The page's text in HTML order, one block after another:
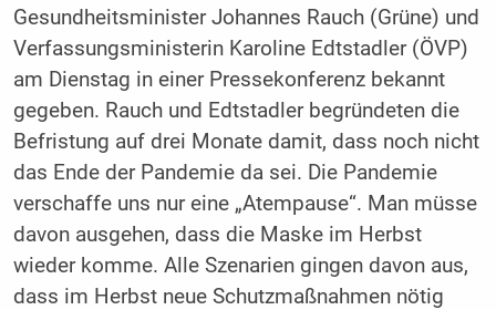
Gesundheitsminister Johannes Rauch (Grüne) und
Verfassungsministerin Karoline Edtstadler (ÖVP)
am Dienstag in einer Pressekonferenz bekannt
gegeben. Rauch und Edtstadler begründeten die
Befristung auf drei Monate damit, dass noch nicht
das Ende der Pandemie da sei. Die Pandemie
verschaffe uns nur eine „Atempause“. Man müsse
davon ausgehen, dass die Maske im Herbst
wieder komme. Alle Szenarien gingen davon aus,
dass im Herbst neue Schutzmaßnahmen nötig